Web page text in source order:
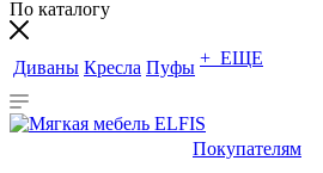
По каталогу
Диваны Кресла Пуфы + ЕЩЕ
Покупателям